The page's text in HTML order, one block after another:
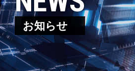
お知らせ